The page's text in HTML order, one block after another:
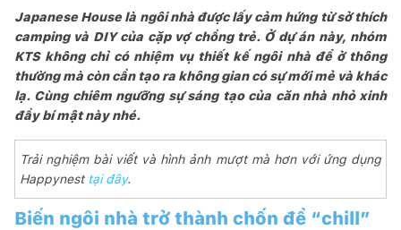
Japanese House là ngôi nhà được lấy cảm hứng từ sở thích
camping và DIY của cặp vợ chồng trẻ. Ở dự án này, nhóm
KTS không chỉ có nhiệm vụ thiết kế ngôi nhà để ở thông
thường mà còn cần tạo ra không gian có sự mới mẻ và khác
lạ. Cùng chiêm ngưỡng sự sáng tạo của căn nhà nhỏ xinh
đầy bí mật này nhé.
Trải nghiệm bài viết và hình ảnh mượt mà hơn với ứng dụng
Happynest tại đây.
Biến ngôi nhà trở thành chốn để “chill”